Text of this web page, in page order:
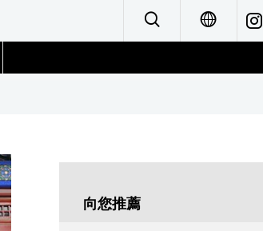
向您推薦